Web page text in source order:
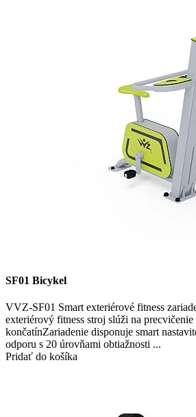
SF01 Bicykel
VVZ-SF01 Smart exteriérové fitness
exteriérový fitness stroj slúži na
končatínZariadenie disponuje smart
odporu s 20 úrovňami obtiažnosti ...
Pridať do košíka